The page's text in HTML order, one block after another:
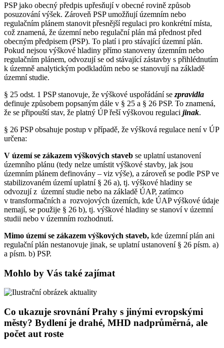
PSP jako obecný předpis upřesňují v obecné rovině způsob
posuzování výšek. Zároveň PSP umožňují územním nebo
regulačním plánem stanovit přesnější regulaci pro konkrétní místa,
což znamená, že územní nebo regulační plán má přednost před
obecným předpisem (PSP). To platí i pro stávající územní plán.
Pokud nejsou výškové hladiny přímo stanoveny územním nebo
regulačním plánem, odvozují se od stávající zástavby s přihlédnutím
k územně analytickým podkladům nebo se stanovují na základě
územní studie.
§ 25 odst. 1 PSP stanovuje, že výškové uspořádání se zpravidla
definuje způsobem popsaným dále v § 25 a § 26 PSP. To znamená,
že se připouští stav, že platný ÚP řeší výškovou regulaci jinak.
§ 26 PSP obsahuje postup v případě, že výšková regulace není v ÚP
určena:
V území se zákazem výškových staveb se uplatní ustanovení
územního plánu (tedy nelze umístit výškové stavby, jak jsou
územním plánem definovány – viz výše), a zároveň se podle PSP ve
stabilizovaném území uplatní § 26 a), tj. výškové hladiny se
odvozují z územní studie nebo na základě ÚAP, zatímco
v transformačních a rozvojových územích, kde ÚAP výškové údaje
nemají, se použije § 26 b), tj. výškové hladiny se stanoví v územní
studii nebo v územním rozhodnutí.
Mimo území se zákazem výškových staveb, kde územní plán ani
regulační plán nestanovuje jinak, se uplatní ustanovení § 26 písm. a)
a písm. b) PSP.
Mohlo by Vás také zajímat
Co ukazuje srovnání Prahy s jinými evropskými
městy? Bydlení je drahé, MHD nadprůměrná, ale
počet aut roste